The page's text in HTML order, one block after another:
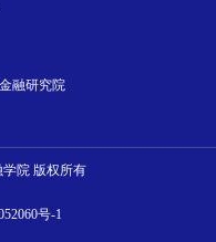
融研究院
院 版权所有
号-1